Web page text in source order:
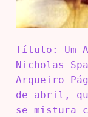
Título: Um
Nicholas
Arqueiro
de abril,
se mistura